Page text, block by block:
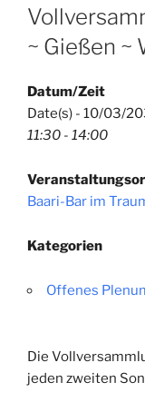
~ Gießen ~
Datum/Zeit
Date(s) - 10/03/
11:30 - 14:00
Baari-Bar im
Kategorien
Offenes
Die
jeden zweiten